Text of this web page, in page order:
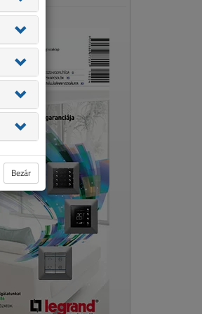
Bezár